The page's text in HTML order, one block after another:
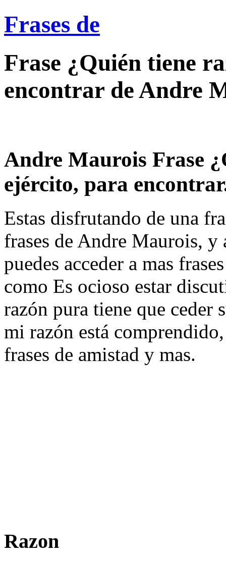
Frases de
Frase ¿Quién tiene
encontrar de Andre
Andre Maurois Frase
ejército, para
Estas disfrutando de una
frases de Andre Maurois, y
puedes acceder a mas
como Es ocioso estar
razón pura tiene que ceder
mi razón está
frases de amistad y mas.
Razon